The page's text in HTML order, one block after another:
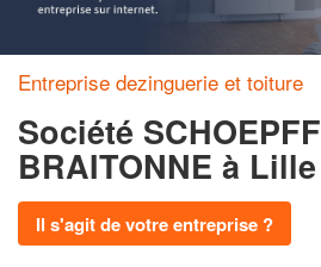
Entreprise dezinguerie et toiture
Société SCHOEPFF
BRAITONNE à Lille
Il s'agit de votre entreprise ?